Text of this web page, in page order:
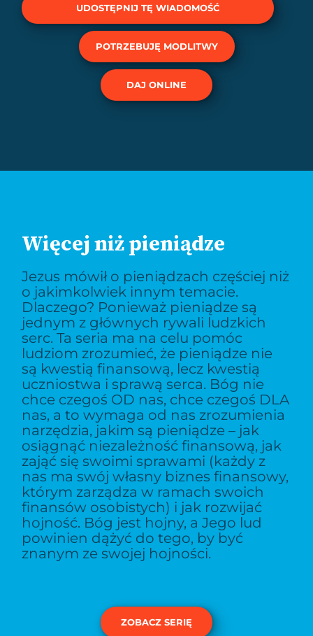
UDOSTĘPNIJ TĘ WIADOMOŚĆ
POTRZEBUJĘ MODLITWY
DAJ ONLINE
Więcej niż pieniądze
Jezus mówił o pieniądzach częściej niż
o jakimkolwiek innym temacie.
Dlaczego? Ponieważ pieniądze są
jednym z głównych rywali ludzkich
serc. Ta seria ma na celu pomóc
ludziom zrozumieć, że pieniądze nie
są kwestią finansową, lecz kwestią
uczniostwa i sprawą serca. Bóg nie
chce czegoś OD nas, chce czegoś DLA
nas, a to wymaga od nas zrozumienia
narzędzia, jakim są pieniądze – jak
osiągnąć niezależność finansową, jak
zająć się swoimi sprawami (każdy z
nas ma swój własny biznes finansowy,
którym zarządza w ramach swoich
finansów osobistych) i jak rozwijać
hojność. Bóg jest hojny, a Jego lud
powinien dążyć do tego, by być
znanym ze swojej hojności.
ZOBACZ SERIĘ